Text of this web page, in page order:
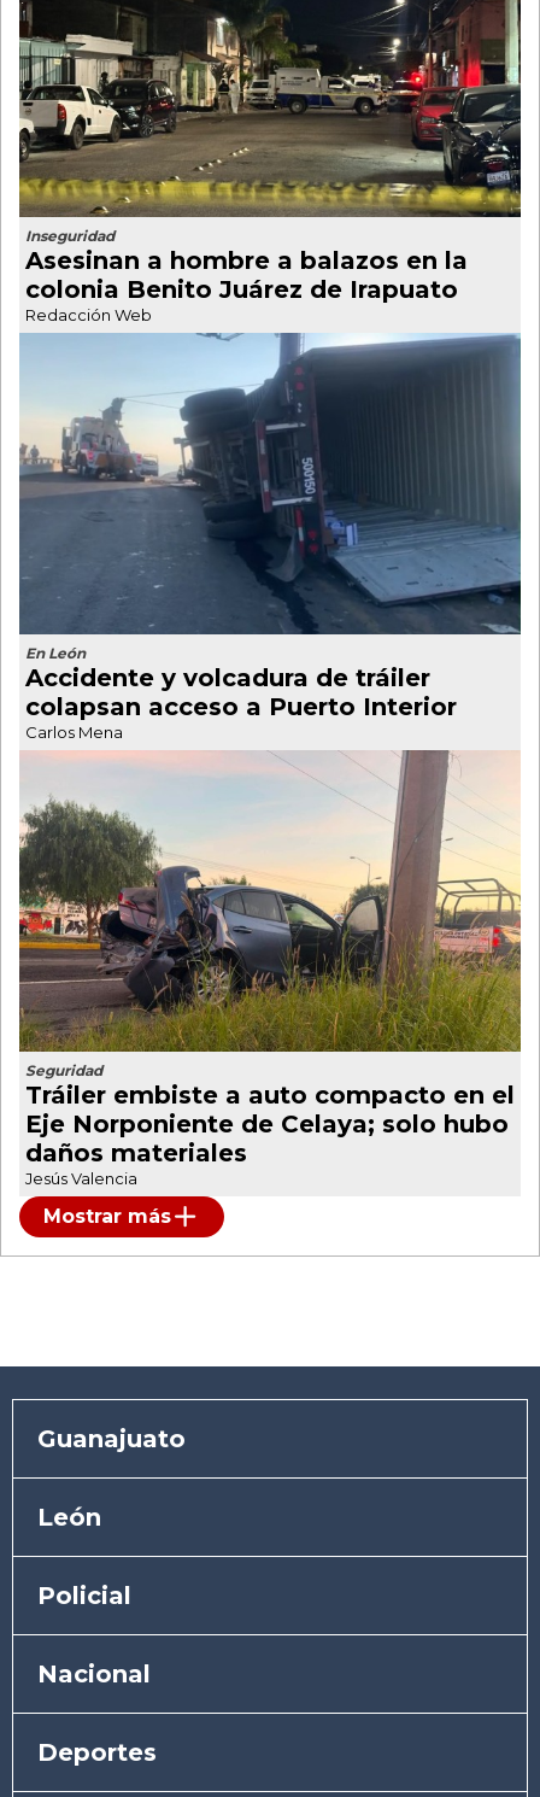
Inseguridad
Asesinan a hombre a balazos en la
colonia Benito Juárez de Irapuato
Redacción Web
En León
Accidente y volcadura de tráiler
colapsan acceso a Puerto Interior
Carlos Mena
Seguridad
Tráiler embiste a auto compacto en el
Eje Norponiente de Celaya; solo hubo
daños materiales
Jesús Valencia
Mostrar más
Guanajuato
León
Policial
Nacional
Deportes